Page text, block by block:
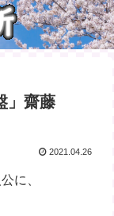
」齋藤
2021.04.26
に、